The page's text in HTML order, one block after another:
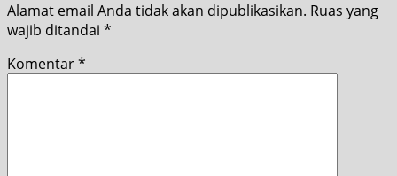
Alamat email Anda tidak akan dipublikasikan. Ruas yang
wajib ditandai *
Komentar*